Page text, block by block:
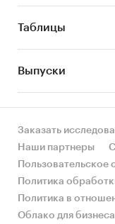
Задачи
STEP-
Описание
Оценка
развития
Таблицы
Выпуски
Заказать
Наши партнеры
Пользовательское
Политика
Политика в
Облако для бизнеса